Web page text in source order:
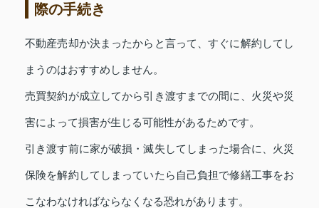
際の手続き
不動産売却か決まったからと言って、すぐに解約してし
まうのはおすすめしません。
売買契約が成立してから引き渡すまでの間に、火災や災
害によって損害が生じる可能性があるためです。
引き渡す前に家が破損・滅失してしまった場合に、火災
保険を解約してしまっていたら自己負担で修繕工事をお
こなわなければならなくなる恐れがあります。